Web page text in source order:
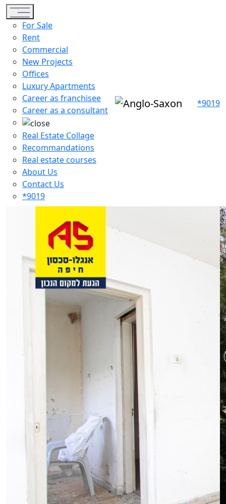
Toggle navigation
For Sale
Rent
Commercial
New Projects
Offices
Luxury Apartments
Career as franchisee
Career as a consultant
Real Estate Collage
Recommandations
Real estate courses
About Us
Contact Us
*9019
*9019